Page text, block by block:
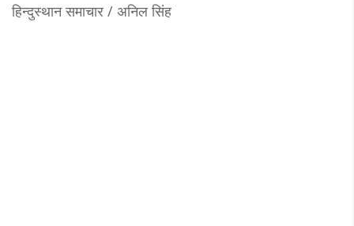
हिन्दुस्थान समाचार / अनिल सिंह